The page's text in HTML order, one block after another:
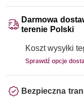
Darmowa
terenie Polski
Koszt wysyłki
Sprawdź opcje
Bezpieczna